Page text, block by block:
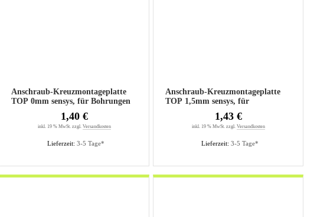
Anschraub-Kreuzmontageplatte
TOP 0mm sensys, für Bohrungen
Lieferzeit: 3-5 Tage*
1,40 €
inkl. 19 % MwSt. zzgl. Versandkosten
Anschraub-Kreuzmontageplatte
TOP 1,5mm sensys, für
Bohrungen 5mm
Lieferzeit: 3-5 Tage*
1,43 €
inkl. 19 % MwSt. zzgl. Versandkosten